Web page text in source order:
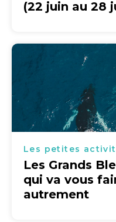
(22 juin au 28
Les petites
Les Grands
qui va vous
autrement